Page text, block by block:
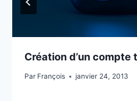
Création d’un
Par François janvier 24, 2013